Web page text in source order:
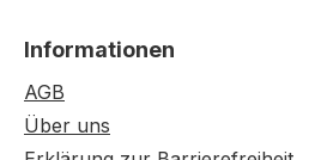
Informationen
AGB
Über uns